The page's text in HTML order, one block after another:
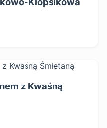
z Kwaśną